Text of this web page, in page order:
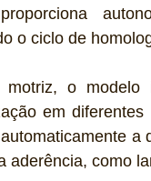
o ciclo de
o modelo
em
aderência, como